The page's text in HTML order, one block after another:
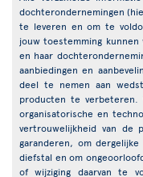
dochterondernemingen
te leveren en om te
jouw toestemming
en haar
aanbiedingen en
deel te nemen aan
producten te verbeteren.
organisatorische en
vertrouwelijkheid van de
garanderen, om
diefstal en om
of wijziging daarvan te